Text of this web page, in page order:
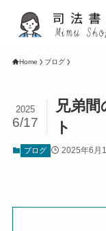
Home ブログ
兄弟
ト
2025
6/17
ブログ 2025年6月